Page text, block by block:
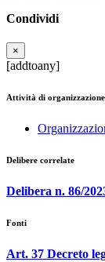
Condividi
×
[addtoany]
Attività di
Delibere correlate
Delibera n. 86/
Fonti
Art. 37 Decreto